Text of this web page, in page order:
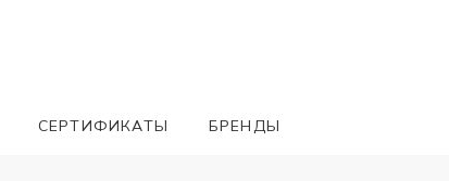
СЕРТИФИКАТЫ БРЕНДЫ